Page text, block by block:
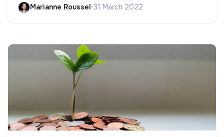
Marianne Roussel•31 March 2022